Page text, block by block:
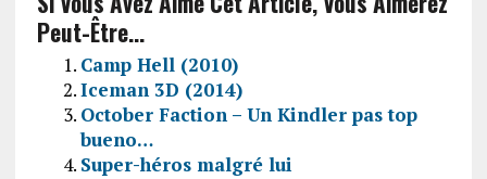
Peut-Être...
Camp Hell (2010)
Iceman 3D (2014)
October Faction – Un Kindler pas top
bueno…
Super-héros malgré lui